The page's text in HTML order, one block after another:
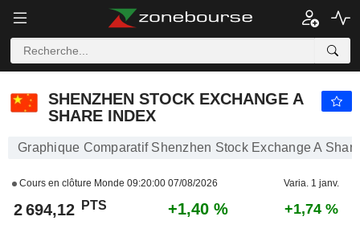
SHENZHEN STOCK EXCHANGE A
SHARE INDEX
Graphique Comparatif Shenzhen Stock Exchange A
Cours en clôture Monde 09:20:00 07/08/2026 Varia. 1 janv.
2 694,12 PTS +1,40 % +1,74 %